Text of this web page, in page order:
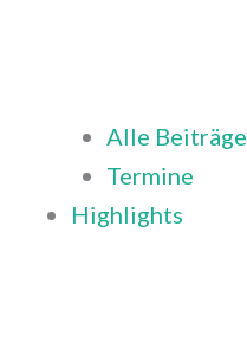
Alle Beiträge
Termine
Highlights